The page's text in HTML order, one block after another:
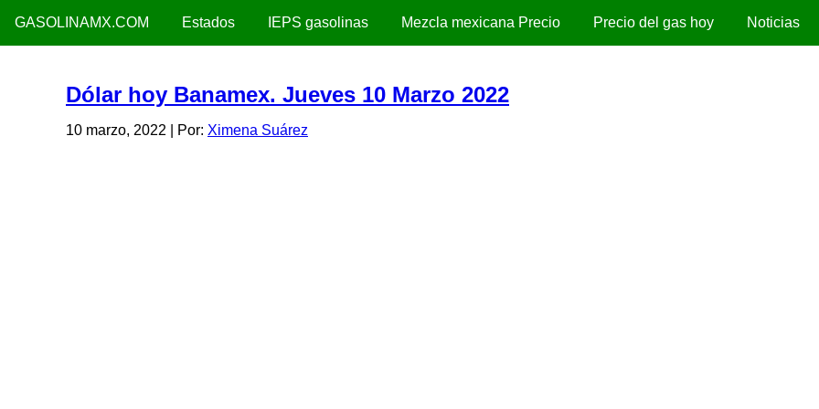
GASOLINAMX.COM Estados IEPS gasolinas Mezcla mexicana Precio Precio del gas hoy Noticias
Dólar hoy Banamex. Jueves 10 Marzo 2022
10 marzo, 2022 | Por: Ximena Suárez